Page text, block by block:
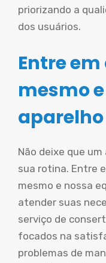
priorizando a
dos usuários.
Entre
mesmo
aparelho
Não deixe que
sua rotina. Entre
mesmo e nossa
atender suas
serviço de
focados na
problemas de